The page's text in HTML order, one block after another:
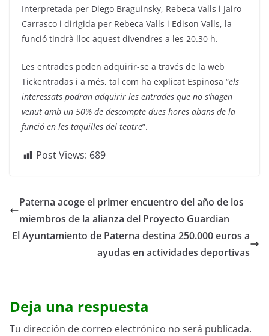
Interpretada per Diego Braguinsky, Rebeca Valls i Jairo
Carrasco i dirigida per Rebeca Valls i Edison Valls, la
funció tindrà lloc aquest divendres a les 20.30 h.
Les entrades poden adquirir-se a través de la web
Tickentradas i a més, tal com ha explicat Espinosa “els
interessats podran adquirir les entrades que no s’hagen
venut amb un 50% de descompte dues hores abans de la
funció en les taquilles del teatre”.
Post Views: 689
Paterna acoge el primer encuentro del año de los
miembros de la alianza del Proyecto Guardian
El Ayuntamiento de Paterna destina 250.000 euros a
ayudas en actividades deportivas
Deja una respuesta
Tu dirección de correo electrónico no será publicada.